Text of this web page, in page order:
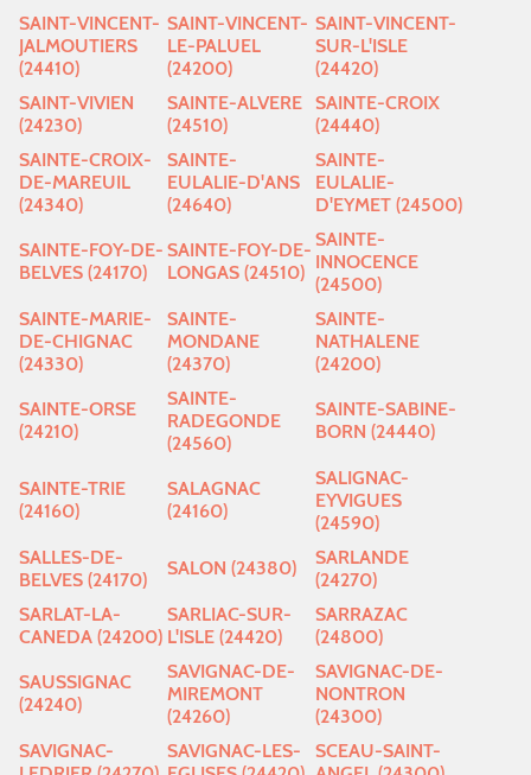
SAINT-VINCENT-
JALMOUTIERS
(24410)
SAINT-VINCENT-
LE-PALUEL
(24200)
SAINT-VINCENT-
SUR-L'ISLE
(24420)
SAINT-VIVIEN
(24230)
SAINTE-ALVERE
(24510)
SAINTE-CROIX
(24440)
SAINTE-CROIX-
DE-MAREUIL
(24340)
SAINTE-
EULALIE-D'ANS
(24640)
SAINTE-
EULALIE-
D'EYMET (24500)
SAINTE-FOY-DE-
BELVES (24170)
SAINTE-FOY-DE-
LONGAS (24510)
SAINTE-
INNOCENCE
(24500)
SAINTE-MARIE-
DE-CHIGNAC
(24330)
SAINTE-
MONDANE
(24370)
SAINTE-
NATHALENE
(24200)
SAINTE-ORSE
(24210)
SAINTE-
RADEGONDE
(24560)
SAINTE-SABINE-
BORN (24440)
SAINTE-TRIE
(24160)
SALAGNAC
(24160)
SALIGNAC-
EYVIGUES
(24590)
SALLES-DE-
BELVES (24170)
SALON (24380)
SARLANDE
(24270)
SARLAT-LA-
CANEDA (24200)
SARLIAC-SUR-
L'ISLE (24420)
SARRAZAC
(24800)
SAUSSIGNAC
(24240)
SAVIGNAC-DE-
MIREMONT
(24260)
SAVIGNAC-DE-
NONTRON
(24300)
SAVIGNAC-
SAVIGNAC-LES-
SCEAU-SAINT-